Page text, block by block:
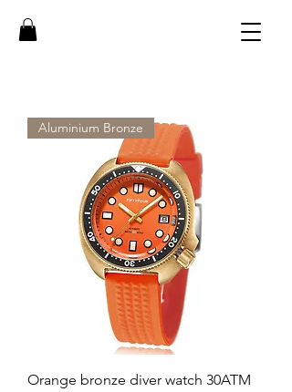
Aluminium Bronze
Orange bronze diver watch 30ATM